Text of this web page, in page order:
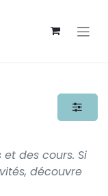
des cours. Si
découvre